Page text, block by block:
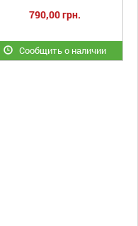
790,00 грн.
Сообщить о наличии